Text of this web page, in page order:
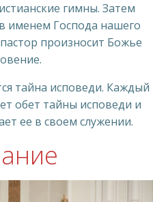
гимны. Затем
именем Господа нашего
произносит Божье
тайна исповеди. Каждый
обет тайны исповеди и
ее в своем служении.